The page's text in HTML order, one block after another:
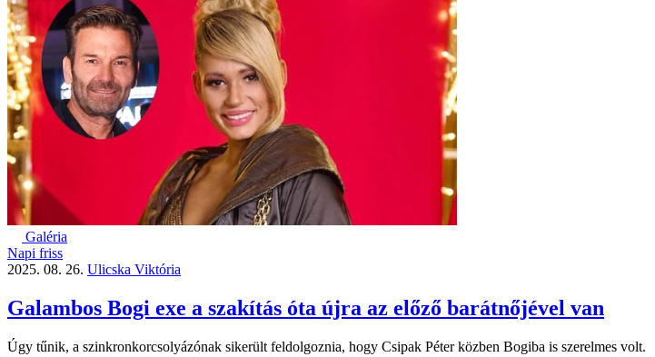
Galéria
Napi friss
2025. 08. 26. Ulicska Viktória
Galambos Bogi exe a szakítás óta újra az előző barátnőjével van
Úgy tűnik, a szinkronkorcsolyázónak sikerült feldolgoznia, hogy Csipak Péter közben Bogiba is szerelmes volt.